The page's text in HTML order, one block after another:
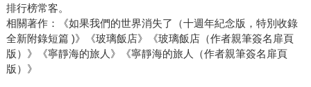
排行榜常客。
相關著作：《如果我們的世界消失了（十週年紀念版，特別收錄
全新附錄短篇 )》《玻璃飯店》《玻璃飯店（作者親筆簽名扉頁
版）》《寧靜海的旅人》《寧靜海的旅人（作者親筆簽名扉頁
版）》